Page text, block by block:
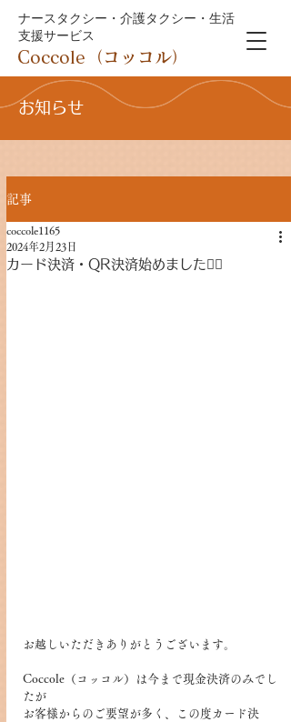
ナースタクシー・介護タクシー・生活
支援サービス
Coccole（コッコル）
お知らせ
記事
カード決済・QR決済始めました🙇‍♀️
coccole1165
2024年2月23日
お越しいただきありがとうございます。
Coccole（コッコル）は今まで現金決済のみでし
たが
お客様からのご要望が多く、この度カード決